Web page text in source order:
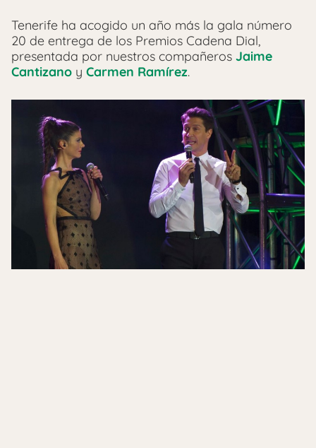
Tenerife ha acogido un año más la gala número
20 de entrega de los Premios Cadena Dial,
presentada por nuestros compañeros Jaime
Cantizano y Carmen Ramírez.